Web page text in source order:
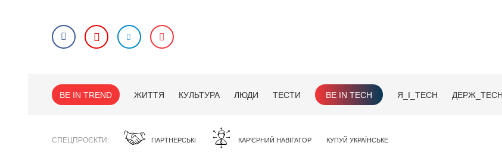
BE IN TREND ЖИТТЯ КУЛЬТУРА ЛЮДИ ТЕСТИ BE IN TECH Я_І_TECH ДЕРЖ_TECH
СПЕЦПРОЄКТИ ПАРТНЕРСЬКІ КАР'ЄРНИЙ НАВІГАТОР КУПУЙ УКРАЇНСЬКЕ